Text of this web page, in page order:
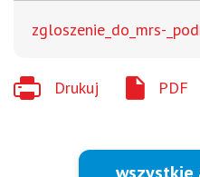
zgloszenie_do_mrs-
Drukuj PDF
wszystkie